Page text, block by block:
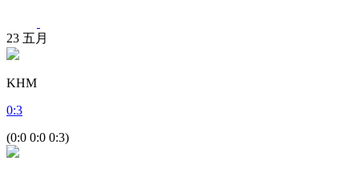
23 五月
KHM
0:3
(0:0 0:0 0:3)